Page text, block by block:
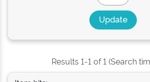
Results 1-1 of 1 (Search